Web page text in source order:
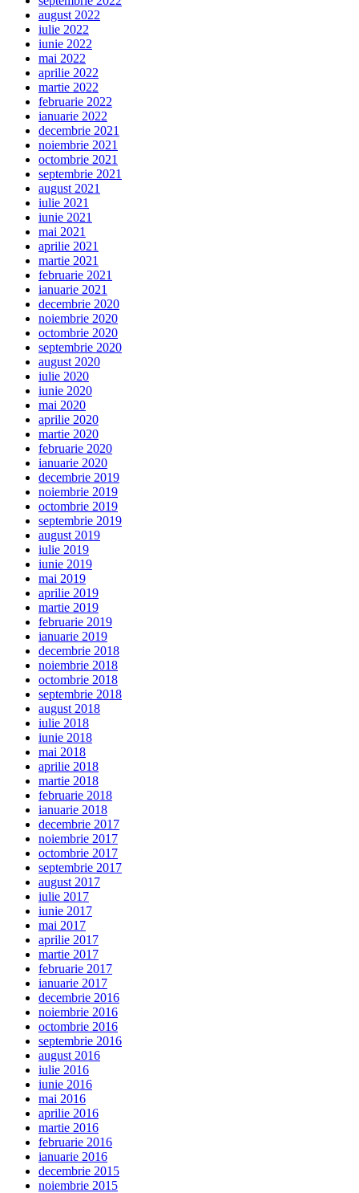
august 2022
iulie 2022
iunie 2022
mai 2022
aprilie 2022
martie 2022
februarie 2022
ianuarie 2022
decembrie 2021
noiembrie 2021
octombrie 2021
septembrie 2021
august 2021
iulie 2021
iunie 2021
mai 2021
aprilie 2021
martie 2021
februarie 2021
ianuarie 2021
decembrie 2020
noiembrie 2020
octombrie 2020
septembrie 2020
august 2020
iulie 2020
iunie 2020
mai 2020
aprilie 2020
martie 2020
februarie 2020
ianuarie 2020
decembrie 2019
noiembrie 2019
octombrie 2019
septembrie 2019
august 2019
iulie 2019
iunie 2019
mai 2019
aprilie 2019
martie 2019
februarie 2019
ianuarie 2019
decembrie 2018
noiembrie 2018
octombrie 2018
septembrie 2018
august 2018
iulie 2018
iunie 2018
mai 2018
aprilie 2018
martie 2018
februarie 2018
ianuarie 2018
decembrie 2017
noiembrie 2017
octombrie 2017
septembrie 2017
august 2017
iulie 2017
iunie 2017
mai 2017
aprilie 2017
martie 2017
februarie 2017
ianuarie 2017
decembrie 2016
noiembrie 2016
octombrie 2016
septembrie 2016
august 2016
iulie 2016
iunie 2016
mai 2016
aprilie 2016
martie 2016
februarie 2016
ianuarie 2016
decembrie 2015
noiembrie 2015